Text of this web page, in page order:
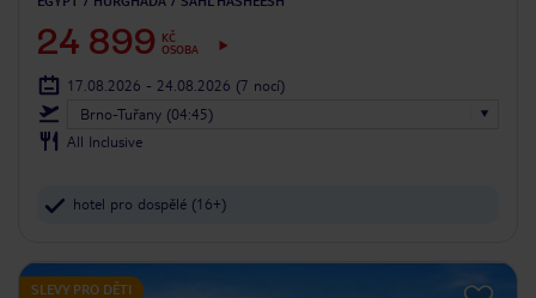
24 899
KČ
OSOBA
17.08.2026 - 24.08.2026 (7 nocí)
Brno-Tuřany (04:45)
All Inclusive
hotel pro dospělé (16+)
SLEVY PRO DĚTI